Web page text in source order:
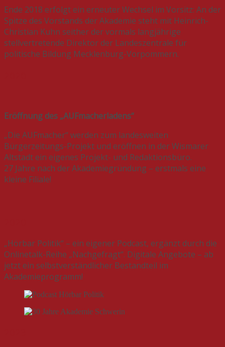
Ende 2018 erfolgt ein erneuter Wechsel im Vorsitz: An der
Spitze des Vorstands der Akademie steht mit Heinrich-
Christian Kuhn seither der vormals langjährige
stellvertretende Direktor der Landeszentrale für
politische Bildung Mecklenburg-Vorpommern.
Eröffnung des „AUFmacherladens“
„Die AUFmacher“ werden zum landesweiten
Bürgerzeitungs-Projekt und eröffnen in der Wismarer
Altstadt ein eigenes Projekt- und Redaktionsbüro.
27 Jahre nach der Akademiegründung – erstmals eine
kleine Filiale!
„Hörbar Politik“ – ein eigener Podcast, ergänzt durch die
Onlinetalk-Reihe „Nachgefragt“. Digitale Angebote – ab
jetzt ein selbstverständlicher Bestandteil im
Akademieprogramm!